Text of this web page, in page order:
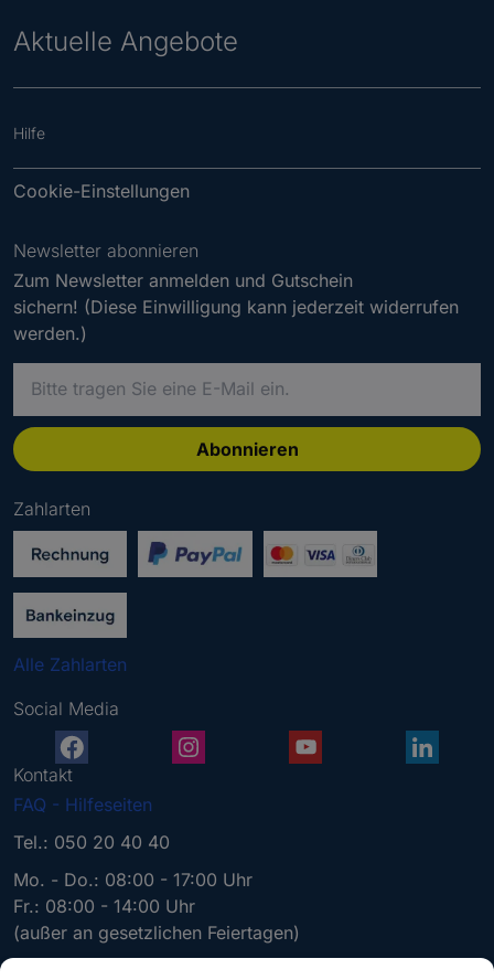
Aktuelle Angebote
Hilfe
Cookie-Einstellungen
Newsletter abonnieren
Zum Newsletter anmelden und Gutschein
sichern! (Diese Einwilligung kann jederzeit widerrufen
werden.)
t
e
e
n
i
e
i
e
ü
l
i
g
e
E
Abonnieren
Zahlarten
Alle Zahlarten
Social Media
Kontakt
FAQ - Hilfeseiten
Tel.: 050 20 40 40
Mo. - Do.: 08:00 - 17:00 Uhr
Fr.: 08:00 - 14:00 Uhr
(außer an gesetzlichen Feiertagen)